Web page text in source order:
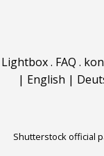
Lightbox. FAQ .
| English |
Shutterstock official